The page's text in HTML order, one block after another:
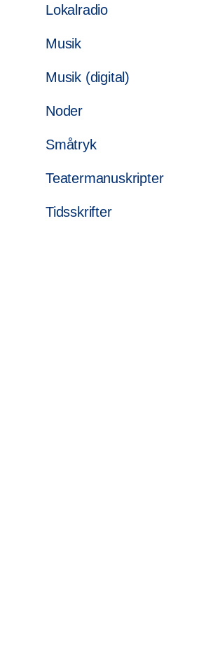
Lokalradio
Musik
Musik (digital)
Noder
Småtryk
Teatermanuskripter
Tidsskrifter